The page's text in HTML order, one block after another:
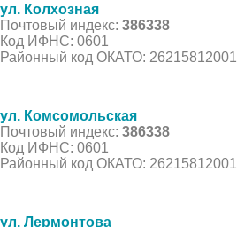
ул. Колхозная
Почтовый индекс: 386338
Код ИФНС: 0601
Районный код ОКАТО: 26215812001
ул. Комсомольская
Почтовый индекс: 386338
Код ИФНС: 0601
Районный код ОКАТО: 26215812001
ул. Лермонтова